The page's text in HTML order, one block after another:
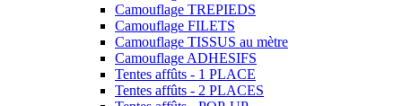
Camouflage TREPIEDS
Camouflage FILETS
Camouflage TISSUS au mètre
Camouflage ADHESIFS
Tentes affûts - 1 PLACE
Tentes affûts - 2 PLACES